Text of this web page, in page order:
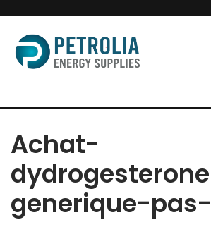
Skip
to
content
Achat-
generique-